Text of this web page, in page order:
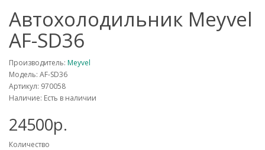
Автохолодильник Meyvel
AF-SD36
Производитель: Meyvel
Модель: AF-SD36
Артикул: 970058
Наличие: Есть в наличии
24500р.
Количество